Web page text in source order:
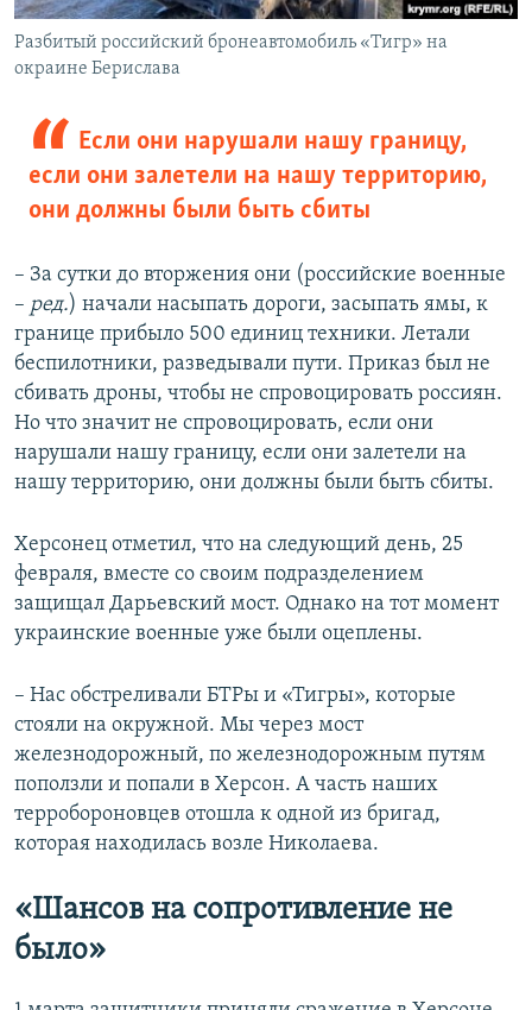
Разбитый российский бронеавтомобиль «Тигр» на
окраине Берислава
Если они нарушали нашу границу,
если они залетели на нашу территорию,
они должны были быть сбиты
– За сутки до вторжения они (российские военные
– ред.) начали насыпать дороги, засыпать ямы, к
границе прибыло 500 единиц техники. Летали
беспилотники, разведывали пути. Приказ был не
сбивать дроны, чтобы не спровоцировать россиян.
Но что значит не спровоцировать, если они
нарушали нашу границу, если они залетели на
нашу территорию, они должны были быть сбиты.
Херсонец отметил, что на следующий день, 25
февраля, вместе со своим подразделением
защищал Дарьевский мост. Однако на тот момент
украинские военные уже были оцеплены.
– Нас обстреливали БТРы и «Тигры», которые
стояли на окружной. Мы через мост
железнодорожный, по железнодорожным путям
поползли и попали в Херсон. А часть наших
терробороновцев отошла к одной из бригад,
которая находилась возле Николаева.
«Шансов на сопротивление не
было»